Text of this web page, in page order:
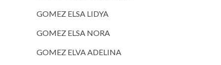
GOMEZ ELSA LIDYA
GOMEZ ELSA NORA
GOMEZ ELVA ADELINA